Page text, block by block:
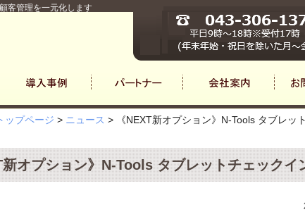
客管理を一元化します
ップページ > ニュース > 《NEXT新オプション》N-Tools タブレッ
新オプション》N-Tools タブレットチェックイ